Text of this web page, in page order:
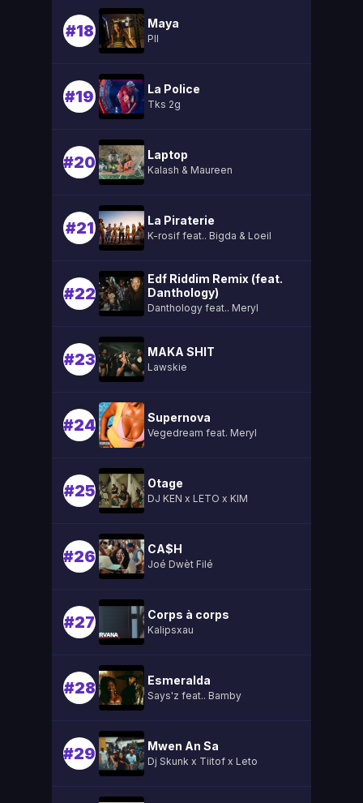
#18 Maya
Pll
#19 La Police
Tks 2g
#20 Laptop
Kalash & Maureen
#21 La Piraterie
K-rosif feat.. Bigda & Loeil
#22
Edf Riddim Remix (feat.
Danthology)
Danthology feat.. Meryl
#23 MAKA SHIT
Lawskie
#24 Supernova
Vegedream feat. Meryl
#25 Otage
DJ KEN x LETO x KIM
#26 CA$H
Joé Dwèt Filé
#27 Corps à corps
Kalipsxau
#28 Esmeralda
Says'z feat.. Bamby
#29 Mwen An Sa
Dj Skunk x Tiitof x Leto